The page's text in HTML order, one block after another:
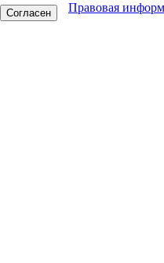
Согласен Правовая